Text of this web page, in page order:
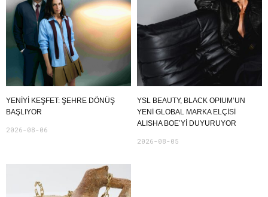
YENIYI KEŞFET: ŞEHRE DÖNÜŞ
BAŞLIYOR
2026-08-06
YSL BEAUTY, BLACK OPIUM’UN
YENİ GLOBAL MARKA ELÇİSİ
ALISHA BOE’Yİ DUYURUYOR
2026-08-05